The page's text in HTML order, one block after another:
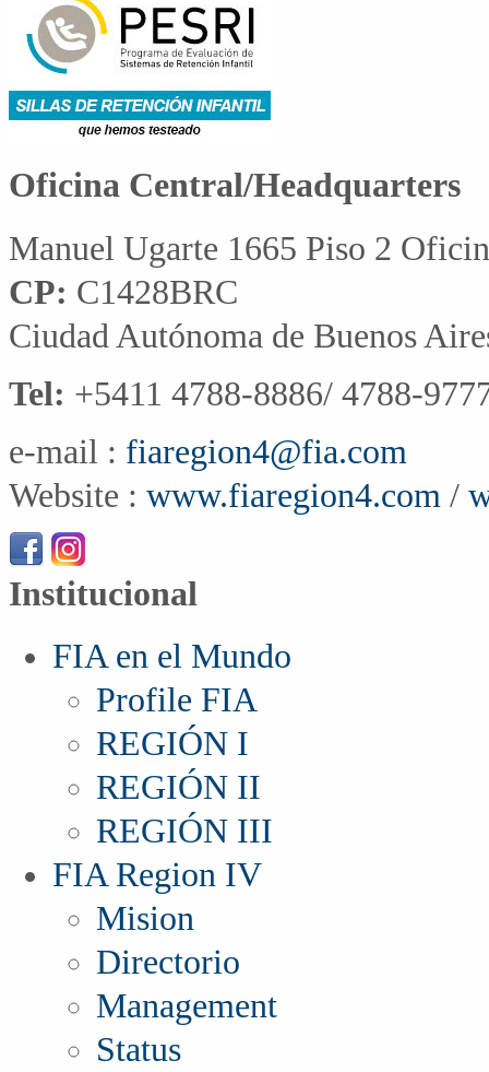
Oficina Central/Headquarters
Manuel Ugarte 1665 Piso 2
CP: C1428BRC
Ciudad Autónoma de Buenos
Tel: +5411 4788-8886/ 4788-
e-mail : fiaregion4@fia.com
Website : www.fiaregion4.com /
Institucional
FIA en el Mundo
Profile FIA
REGIÓN I
REGIÓN II
REGIÓN III
FIA Region IV
Mision
Directorio
Management
Status